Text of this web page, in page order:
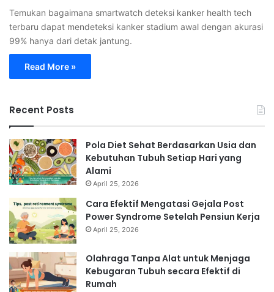
Temukan bagaimana smartwatch deteksi kanker health tech
terbaru dapat mendeteksi kanker stadium awal dengan akurasi
99% hanya dari detak jantung.
Read More »
Recent Posts
Pola Diet Sehat Berdasarkan Usia dan
Kebutuhan Tubuh Setiap Hari yang
Alami
April 25, 2026
Cara Efektif Mengatasi Gejala Post
Power Syndrome Setelah Pensiun Kerja
April 25, 2026
Olahraga Tanpa Alat untuk Menjaga
Kebugaran Tubuh secara Efektif di
Rumah